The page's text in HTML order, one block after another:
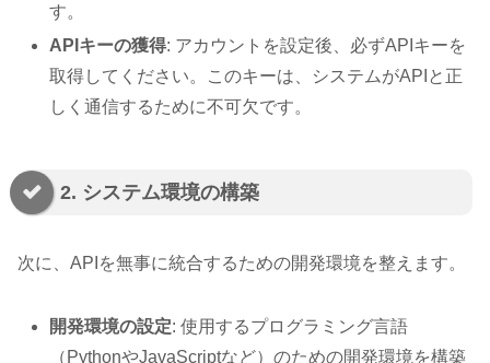
す。
APIキーの獲得: アカウントを設定後、必ずAPIキーを
取得してください。このキーは、システムがAPIと正
しく通信するために不可欠です。
2. システム環境の構築
次に、APIを無事に統合するための開発環境を整えます。
開発環境の設定: 使用するプログラミング言語
（PythonやJavaScriptなど）のための開発環境を構築